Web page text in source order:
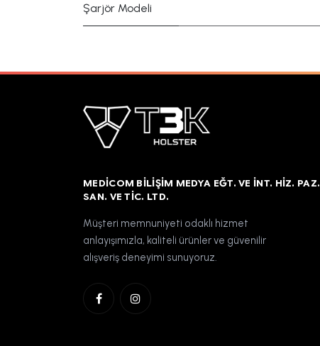
Şarjör Modeli
MEDICOM BILIŞIM MEDYA EĞT. VE İNT. HIZ. PAZ.
SAN. VE TIC. LTD.
Müşteri memnuniyeti odaklı hizmet
anlayışımızla, kaliteli ürünler ve güvenilir
alışveriş deneyimi sunuyoruz.